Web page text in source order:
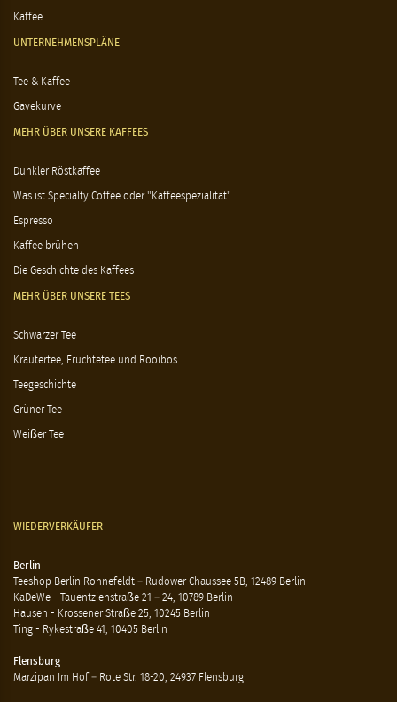
Kaffee
UNTERNEHMENSPLÄNE
Tee & Kaffee
Gavekurve
MEHR ÜBER UNSERE KAFFEES
Dunkler Röstkaffee
Was ist Specialty Coffee oder "Kaffeespezialität"
Espresso
Kaffee brühen
Die Geschichte des Kaffees
MEHR ÜBER UNSERE TEES
Schwarzer Tee
Kräutertee, Früchtetee und Rooibos
Teegeschichte
Grüner Tee
Weißer Tee
WIEDERVERKÄUFER
Berlin
Teeshop Berlin Ronnefeldt – Rudower Chaussee 5B, 12489 Berlin
KaDeWe - Tauentzienstraße 21 – 24, 10789 Berlin
Hausen - Krossener Straße 25, 10245 Berlin
Ting - Rykestraße 41, 10405 Berlin
Flensburg
Marzipan Im Hof – Rote Str. 18-20, 24937 Flensburg